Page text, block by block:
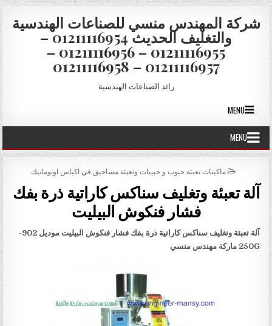
Skip to content
شركة المهندس منسي للصناعات الهندسية
والتغليف الحديث 01211116954 –
01211116955 – 01211116956 –
01211116957 – 01211116958
رائد الصناعات الهندسية
MENU
MENU
POSTED IN
ماكينات تعبئة حبوب و حبيبات وتعبئة مساحيق في اكياس اوتوماتيك
آلة تعبئة وتغليف سناكس كاراتية ذرة بفك
فشار فنكوش البيليت
آلة تعبئة وتغليف سناكس كاراتية ذرة بفك فشار فنكوش البيليت موديل
902-
250G ماركة مهندس منسي